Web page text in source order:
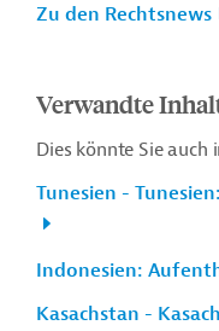
Zu den Rechtsnews
Verwandte
Dies könnte Sie auch
Tunesien -
Indonesien:
Kasachstan -